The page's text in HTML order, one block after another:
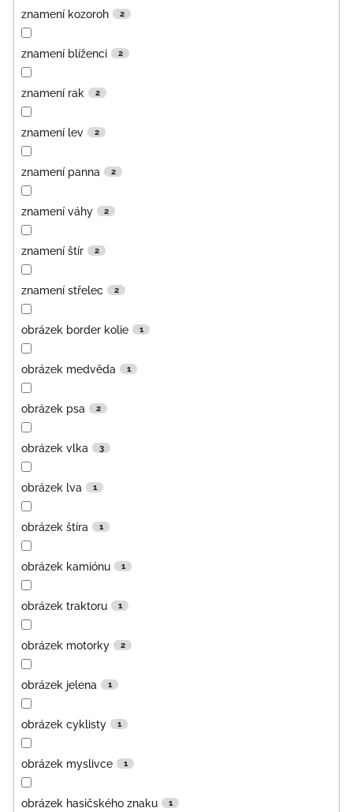
znamení kozoroh 2
znamení blíženci 2
znamení rak 2
znamení lev 2
znamení panna 2
znamení váhy 2
znamení štír 2
znamení střelec 2
obrázek border kolie 1
obrázek medvěda 1
obrázek psa 2
obrázek vlka 3
obrázek lva 1
obrázek štíra 1
obrázek kamiónu 1
obrázek traktoru 1
obrázek motorky 2
obrázek jelena 1
obrázek cyklisty 1
obrázek myslivce 1
obrázek hasičského znaku 1